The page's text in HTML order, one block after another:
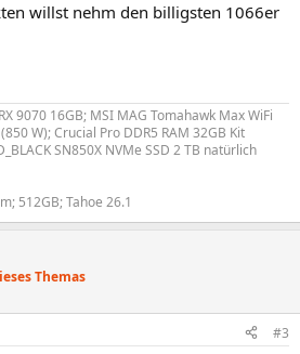
willst nehm den billigsten 1066er
9070 16GB; MSI MAG Tomahawk Max WiFi
W); Crucial Pro DDR5 RAM 32GB Kit
SN850X NVMe SSD 2 TB natürlich
512GB; Tahoe 26.1
Themas
#3